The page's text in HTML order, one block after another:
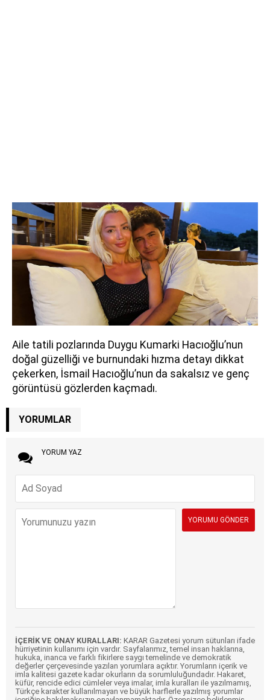
Aile tatili pozlarında Duygu Kumarki Hacıoğlu’nun
doğal güzelliği ve burnundaki hızma detayı dikkat
çekerken, İsmail Hacıoğlu’nun da sakalsız ve genç
görüntüsü gözlerden kaçmadı.
YORUMLAR
YORUM YAZ
İÇERİK VE ONAY KURALLARI: KARAR Gazetesi yorum sütunları ifade
hürriyetinin kullanımı için vardır. Sayfalarımız, temel insan haklarına,
hukuka, inanca ve farklı fikirlere saygı temelinde ve demokratik
değerler çerçevesinde yazılan yorumlara açıktır. Yorumların içerik ve
imla kalitesi gazete kadar okurların da sorumluluğundadır. Hakaret,
küfür, rencide edici cümleler veya imalar, imla kuralları ile yazılmamış,
Türkçe karakter kullanılmayan ve büyük harflerle yazılmış yorumlar